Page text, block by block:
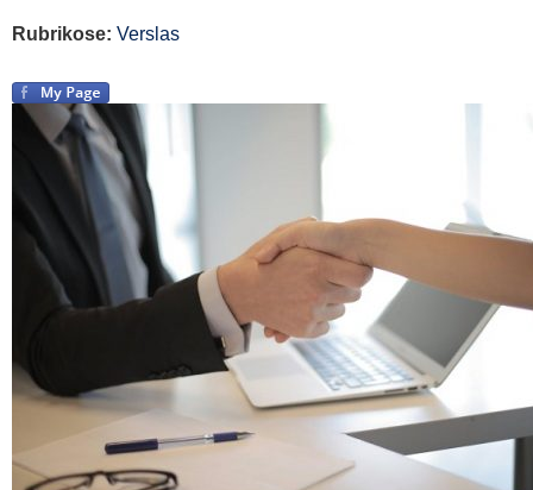
Rubrikose: Verslas